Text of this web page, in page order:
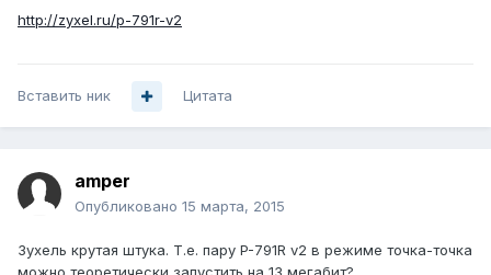
http://zyxel.ru/p-791r-v2
Вставить ник Цитата
amper
Опубликовано 15 марта, 2015
Зухель крутая штука. Т.е. пару P-791R v2 в режиме точка-точка